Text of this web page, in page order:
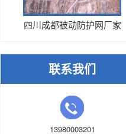
四川成都被动防护网厂家
联系我们
13980003201